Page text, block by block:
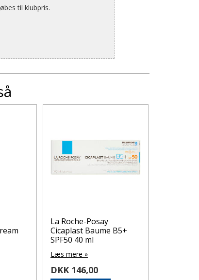
til klubpris.
La Roche-Posay
Cicaplast Baume B5+
SPF50 40 ml
Læs mere »
DKK 146,00